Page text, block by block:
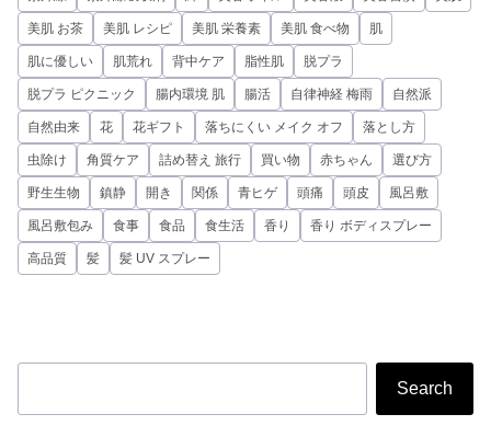
美肌 お茶 美肌 レシピ 美肌 栄養素 美肌 食べ物 肌
肌に優しい 肌荒れ 背中ケア 脂性肌 脱プラ
脱プラ ピクニック 腸内環境 肌 腸活 自律神経 梅雨 自然派
自然由来 花 花ギフト 落ちにくい メイク オフ 落とし方
虫除け 角質ケア 詰め替え 旅行 買い物 赤ちゃん 選び方
野生生物 鎮静 開き 関係 青ヒゲ 頭痛 頭皮 風呂敷
風呂敷包み 食事 食品 食生活 香り 香り ボディスプレー
高品質 髪 髪 UV スプレー